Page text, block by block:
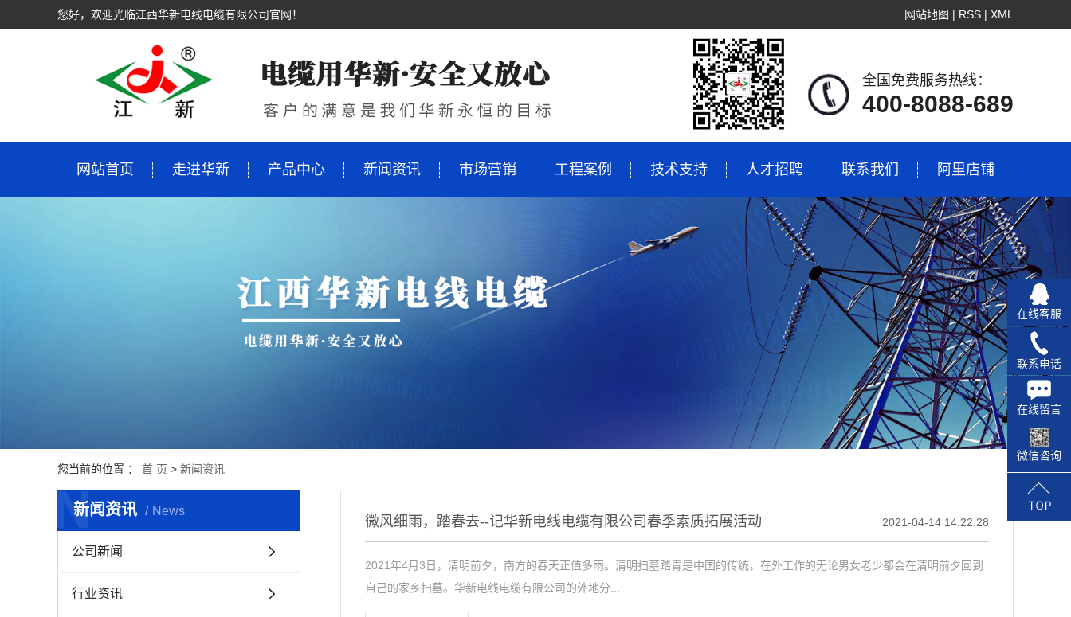
您好，欢迎光临江西华新电线电缆有限公司官网！ 网站地图 | RSS | XML
全国免费服务热线：
400-8088-689
网站首页 走进华新
资质荣誉
生产环境
产品中心
矿物质绝缘电缆
新闻资讯 市场营销 工程案例 技术支持 人才招聘 联系我们 阿里店铺
您当前的位置 ： 首 页 > 新闻资讯
新闻资讯 News
N
公司新闻
行业资讯
微风细雨，踏春去--记华新电线电缆有限公司春季素质拓展活动 2021-04-14 14:22:28
2021年4月3日，清明前夕，南方的春天正值多雨。清明扫墓踏青是中国的传统，在外工作的无论男女老少都会在清明前夕回到
自己的家乡扫墓。华新电线电缆有限公司的外地分...
在线客服
联系电话
在线留言
微信咨询